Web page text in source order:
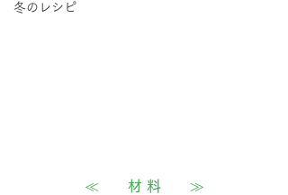
冬のレシピ
≪ 材 料 ≫